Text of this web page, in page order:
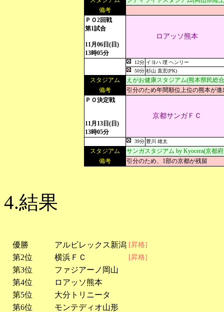
備考
ＰＯ2回戦
第1試合
11月06日(日)
13時05分
ロアッソ熊本
12分 イヨハ 理 ヘンリー
50分 杉山 直宏(PK)
スタジアム
えがお健康スタジアム(熊本県民総
備考
引分のため年間順位上位の熊本が進
ＰＯ決定戦
11月13日(日)
13時05分
京都サンガＦＣ
39分 豊川 雄太
スタジアム
サンガスタジアム by Kyocera(京都
備考
引分のため、1部の京都が残留
4.結果
優勝 アルビレックス新潟 [昇格]
第2位 横浜ＦＣ [昇格]
第3位
ファジアーノ岡山
第4位
ロアッソ熊本
第5位
大分トリニータ
第6位
モンテディオ山形